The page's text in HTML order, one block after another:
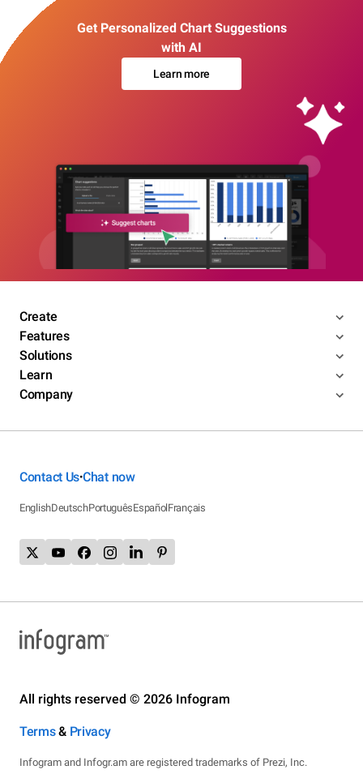
Get Personalized Chart Suggestions
with AI
Learn more
Create
Features
Solutions
Learn
Company
Contact Us•Chat now
EnglishDeutschPortuguêsEspañolFrançais
All rights reserved © 2026 Infogram
Terms& Privacy
Infogram and Infogr.am are registered trademarks of Prezi, Inc.